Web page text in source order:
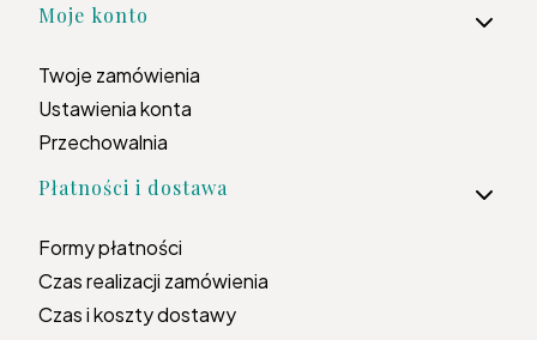
Moje konto
Twoje zamówienia
Ustawienia konta
Przechowalnia
Płatności i dostawa
Formy płatności
Czas realizacji zamówienia
Czas i koszty dostawy